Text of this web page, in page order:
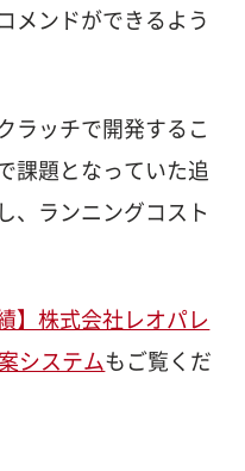
メンドができるよう
ラッチで開発するこ
課題となっていた追
、ランニングコスト
】株式会社レオパレ
システムもご覧くだ